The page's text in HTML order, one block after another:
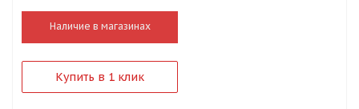
Наличие в магазинах
Купить в 1 клик